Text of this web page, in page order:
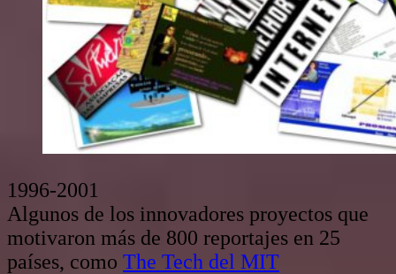
1996-2001
Algunos de los innovadores proyectos que
motivaron más de 800 reportajes en 25
países, como The Tech del MIT